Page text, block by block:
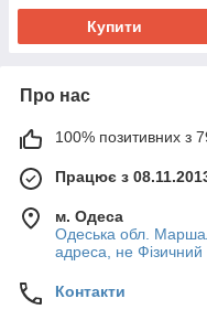
Купити
Про нас
100% позитивних з
Працює з
м. Одеса
Одеська обл.
адреса, не
Контакти